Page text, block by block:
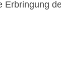
Erbringung